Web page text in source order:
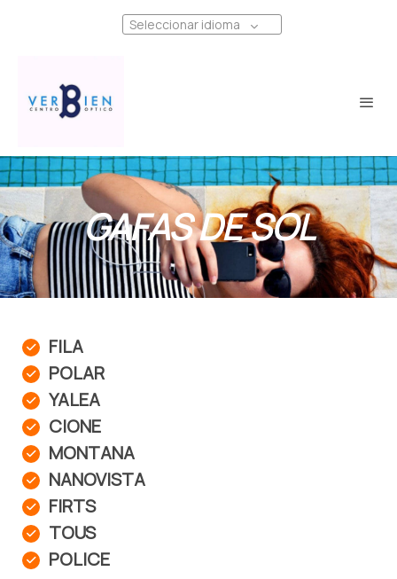
Seleccionar idioma
GAFAS DE SOL
FILA
POLAR
YALEA
CIONE
MONTANA
NANOVISTA
FIRTS
TOUS
POLICE